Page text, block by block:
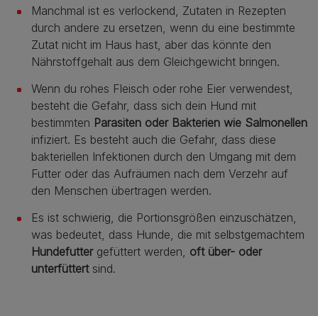
Manchmal ist es verlockend, Zutaten in Rezepten
durch andere zu ersetzen, wenn du eine bestimmte
Zutat nicht im Haus hast, aber das könnte den
Nährstoffgehalt aus dem Gleichgewicht bringen.
Wenn du rohes Fleisch oder rohe Eier verwendest,
besteht die Gefahr, dass sich dein Hund mit
bestimmten Parasiten oder Bakterien wie Salmonellen
infiziert. Es besteht auch die Gefahr, dass diese
bakteriellen Infektionen durch den Umgang mit dem
Futter oder das Aufräumen nach dem Verzehr auf
den Menschen übertragen werden.
Es ist schwierig, die Portionsgrößen einzuschätzen,
was bedeutet, dass Hunde, die mit selbstgemachtem
Hundefutter gefüttert werden, oft über- oder
unterfüttertsind.